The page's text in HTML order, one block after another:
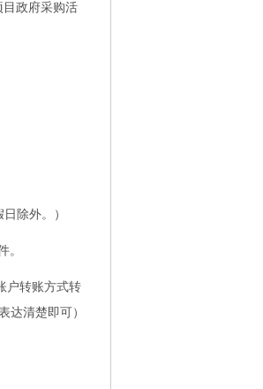
政府采购活
除外。）
。
户转账方式转
达清楚即可）